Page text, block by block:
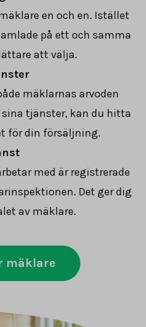
en och en. Istället
på ett och samma
att välja.
mäklarnas arvoden
sina tjänster, kan du hitta
för din försäljning.
med är registrerade
Det ger dig
av mäklare.
mäklare